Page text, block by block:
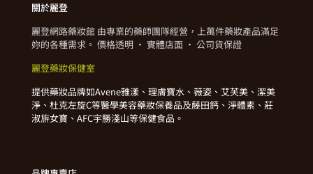
關於麗登
麗登網路藥妝館 由專業的藥師團隊經營，上萬件藥妝產品滿足
妳的各種需求。 價格透明 · 實體店面 · 公司貨保證
麗登藥妝保健室
提供藥妝品牌如Avene雅漾、理膚寶水、薇姿、艾芙美、潔美
淨、杜克左旋C等醫學美容藥妝保養品及藤田鈣、淨體素、莊
淑旂女寶、AFC宇勝淺山等保健食品。